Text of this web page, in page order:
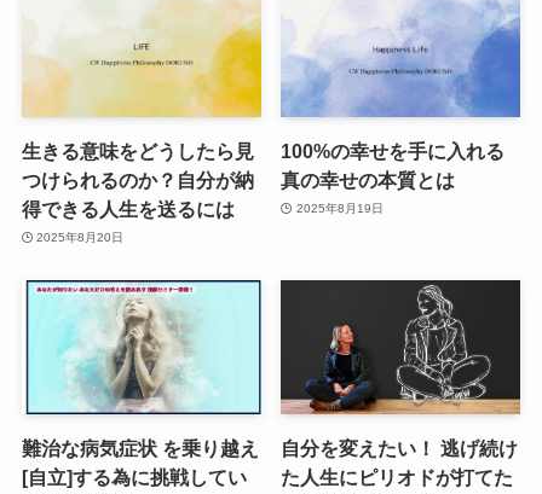
生きる意味をどうしたら見
つけられるのか？自分が納
得できる人生を送るには
2025年8月20日
100%の幸せを手に入れる
真の幸せの本質とは
2025年8月19日
難治な病気症状 を乗り越え
[自立]する為に挑戦してい
自分を変えたい！ 逃げ続け
た人生にピリオドが打てた